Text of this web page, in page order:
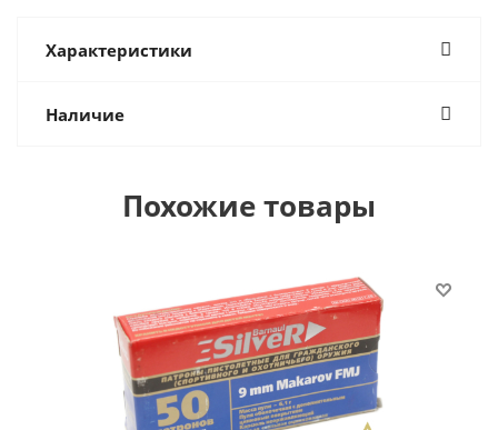
Характеристики
Наличие
Похожие товары